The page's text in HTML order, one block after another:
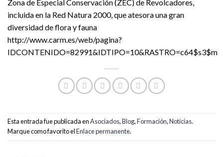
Zona de Especial Conservación (ZEC) de Revolcadores,
incluida en la Red Natura 2000, que atesora una gran
diversidad de flora y fauna
http://www.carm.es/web/pagina?
IDCONTENIDO=82991&IDTIPO=10&RASTRO=c64$s3$m
Esta entrada fue publicada enAsociados,Blog,Formación,Noticias.
Marque como favorito elEnlace permanente.